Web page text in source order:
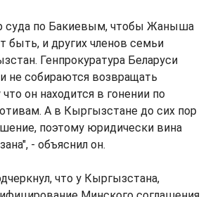
суда по Бакиевым, чтобы Жаныша
быть, и других членов семьи
Генпрокуратура Беларуси
не собираются возвращать
он находится в гонении по
А в Кыргызстане до сих пор
поэтому юридически вина
- объяснил он.
что у Кыргызстана,